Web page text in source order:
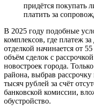
придётся покупать
платить за
В 2025 году подобные
комплексов, где платеж
отделкой начинается от
объём сделок с
новостроек города.
района, выбрав
тысяч рублей за счёт
банковской комиссии,
обустройство.